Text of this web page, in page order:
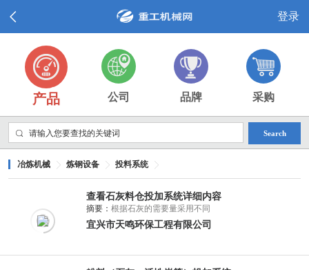
登录
产品 公司 品牌 采购
Search
冶炼机械 炼钢设备 投料系统
查看石灰料仓投加系统详细内容
摘要： 根据石灰的需要量采用不同
宜兴市天鸣环保工程有限公司